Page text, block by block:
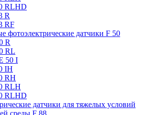
RLHD
R
RF
фотоэлектрические датчики F 50
R
RL
50 I
IH
RH
RLH
RLHD
датчики для тяжелых условий
среды F 88